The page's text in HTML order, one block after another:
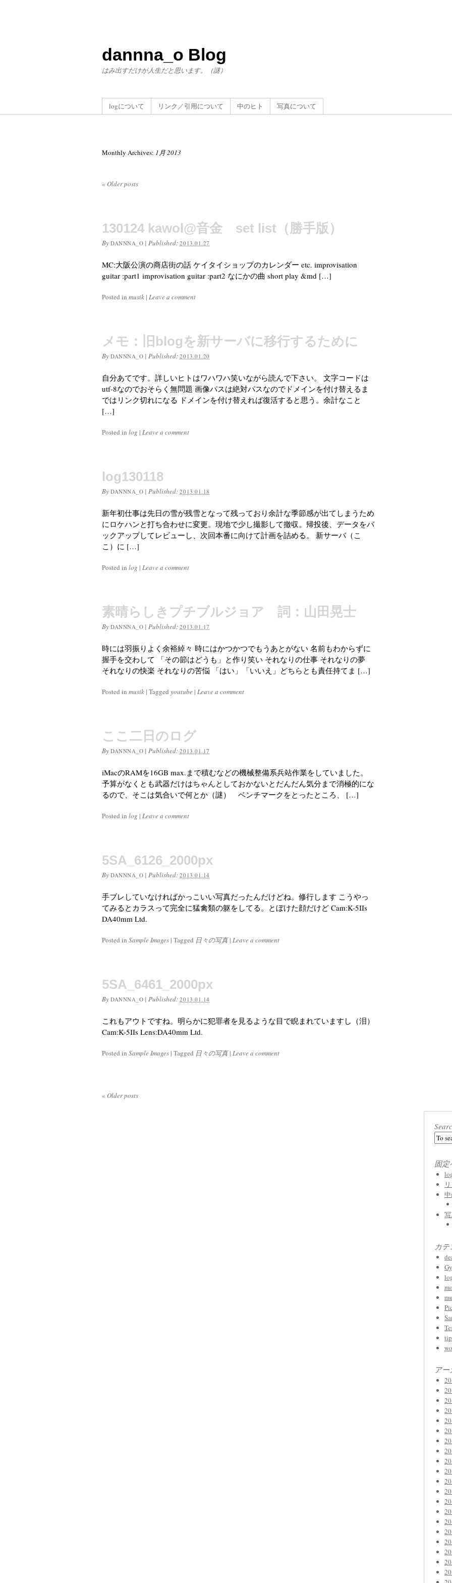
dannna_o Blog
はみ出すだけが人生だと思います。（謎）
logについて リンク／引用について 中のヒト 写真について
Monthly Archives: 1月 2013
« Older posts
130124 kawol@音金 set list（勝手版）
By DANNNA_O |Published:2013.01.27
MC:大阪公演の商店街の話 ケイタイショップのカレンダー etc. improvisation
guitar :part1 improvisation guitar :part2 なにかの曲 short play &md […]
Posted in musik | Leave a comment
メモ：旧blogを新サーバに移行するために
By DANNNA_O |Published:2013.01.20
自分あてです。詳しいヒトはワハワハ笑いながら読んで下さい。 文字コードは
utf-8なのでおそらく無問題 画像パスは絶対パスなのでドメインを付け替えるま
ではリンク切れになる ドメインを付け替えれば復活すると思う。余計なこと
[…]
Posted in log | Leave a comment
log130118
By DANNNA_O |Published:2013.01.18
新年初仕事は先日の雪が残雪となって残っており余計な季節感が出てしまうため
にロケハンと打ち合わせに変更。現地で少し撮影して撤収。帰投後、データをバ
ックアップしてレビューし、次回本番に向けて計画を詰める。 新サーバ（こ
こ）に […]
Posted in log | Leave a comment
素晴らしきプチブルジョア 詞：山田晃士
By DANNNA_O |Published:2013.01.17
時には羽振りよく余裕綽々 時にはかつかつでもうあとがない 名前もわからずに
握手を交わして 「その節はどうも」と作り笑い それなりの仕事 それなりの夢
それなりの快楽 それなりの苦悩 「はい」「いいえ」どちらとも責任持てま […]
Posted in musik | Tagged youtube | Leave a comment
ここ二日のログ
By DANNNA_O |Published:2013.01.17
iMacのRAMを16GB max.まで積むなどの機械整備系兵站作業をしていました。
予算がなくとも武器だけはちゃんとしておかないとだんだん気分まで消極的にな
るので、そこは気合いで何とか（謎） ベンチマークをとったところ、 […]
Posted in log | Leave a comment
5SA_6126_2000px
By DANNNA_O |Published:2013.01.14
手ブレしていなければかっこいい写真だったんだけどね。修行します こうやっ
てみるとカラスって完全に猛禽類の躯をしてる。とぼけた顔だけど Cam:K-5IIs
DA40mm Ltd.
Posted in Sample Images | Tagged 日々の写真 | Leave a comment
5SA_6461_2000px
By DANNNA_O |Published:2013.01.14
これもアウトですね。明らかに犯罪者を見るような目で睨まれていますし（泪）
Cam:K-5IIs Lens:DA40mm Ltd.
Posted in Sample Images | Tagged 日々の写真 | Leave a comment
« Older posts
固定
カ
ア